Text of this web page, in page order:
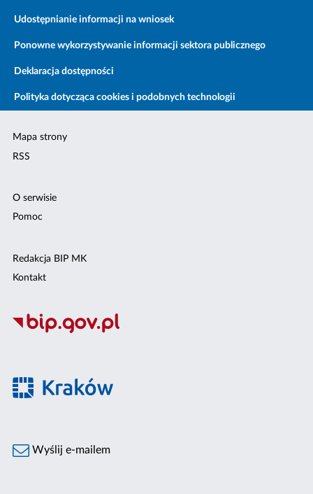
Udostępnianie informacji na wniosek
Ponowne wykorzystywanie informacji sektora publicznego
Deklaracja dostępności
Polityka dotycząca cookies i podobnych technologii
Mapa strony
RSS
O serwisie
Pomoc
Redakcja BIP MK
Kontakt
Wyślij e-mailem